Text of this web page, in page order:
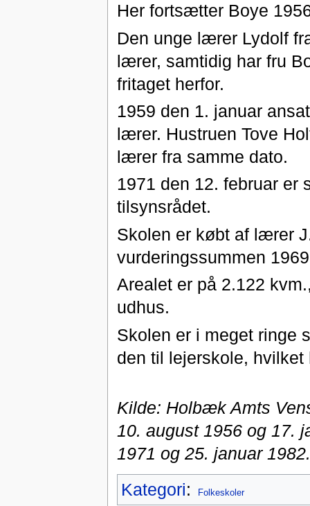
Her fortsætter Boye
Den unge lærer Lydolf
lærer, samtidig har fru
fritaget herfor.
1959 den 1. januar
lærer. Hustruen Tove
lærer fra samme dato.
1971 den 12. februar er
tilsynsrådet.
Skolen er købt af lærer
vurderingssummen
Arealet er på 2.122
udhus.
Skolen er i meget ringe
den til lejerskole,
Kilde: Holbæk Amts
10. august 1956 og 17.
1971 og 25. januar 1982.
Kategori: Folkeskoler